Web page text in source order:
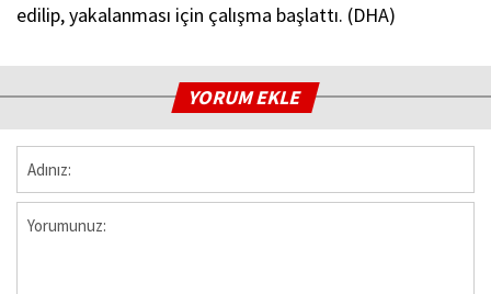
edilip, yakalanması için çalışma başlattı. (DHA)
YORUM EKLE